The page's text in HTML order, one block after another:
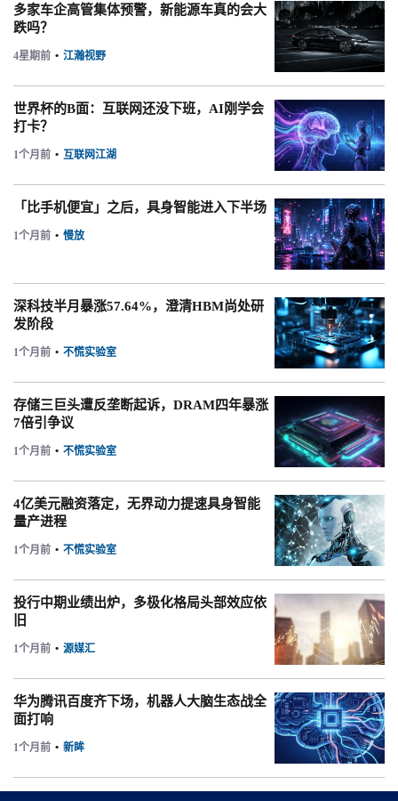
多家车企高管集体预警，新能源车真的会大
跌吗？
4星期前 • 江瀚视野
世界杯的B面：互联网还没下班，AI刚学会
打卡？
1个月前 • 互联网江湖
「比手机便宜」之后，具身智能进入下半场
1个月前 • 慢放
深科技半月暴涨57.64%，澄清HBM尚处研
发阶段
1个月前 • 不慌实验室
存储三巨头遭反垄断起诉，DRAM四年暴涨
7倍引争议
1个月前 • 不慌实验室
4亿美元融资落定，无界动力提速具身智能
量产进程
1个月前 • 不慌实验室
投行中期业绩出炉，多极化格局头部效应依
旧
1个月前 • 源媒汇
华为腾讯百度齐下场，机器人大脑生态战全
面打响
1个月前 • 新眸